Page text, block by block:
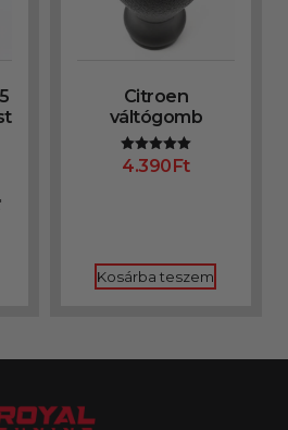
Citroen
váltógomb
Értékelés:
5.00
4.390Ft
Kosárba teszem